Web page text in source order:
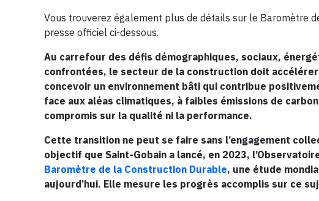
Vous trouverez également plus de détails sur le Baromètre
presse officiel ci-dessous.
Au carrefour des défis démographiques, sociaux,
confrontées, le secteur de la construction doit
concevoir un environnement bâti qui contribue
face aux aléas climatiques, à faibles émissions de
compromis sur la qualité ni la performance.
Cette transition ne peut se faire sans l’engagement
objectif que Saint-Gobain a lancé, en 2023,
Baromètre de la Construction Durable, une étude
aujourd’hui. Elle mesure les progrès accomplis sur ce